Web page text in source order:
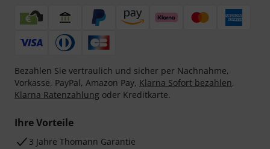
Bezahlen Sie vertraulich und sicher per Nachnahme,
Vorkasse, PayPal, Amazon Pay, Klarna Sofort bezahlen,
Klarna Ratenzahlung oder Kreditkarte.
Ihre Vorteile
3 Jahre Thomann Garantie